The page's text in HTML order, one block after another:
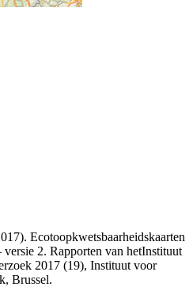
Ecotoopkwetsbaarheidskaarten
2. Rapporten van hetInstituut
2017 (19), Instituut voor
Brussel.